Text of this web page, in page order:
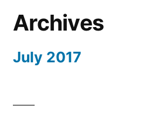
Archives
July 2017